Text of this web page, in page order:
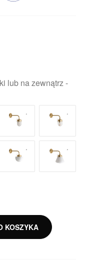
lub na zewnątrz -
KOSZYKA